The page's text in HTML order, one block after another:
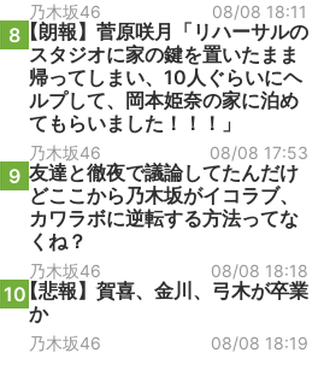
乃木坂46 08/08 18:11
8【朗報】菅原咲月「リハーサルの
スタジオに家の鍵を置いたまま
帰ってしまい、10人ぐらいにヘ
ルプして、岡本姫奈の家に泊め
てもらいました！！！」
乃木坂46 08/08 17:53
9 友達と徹夜で議論してたんだけ
どここから乃木坂がイコラブ、
カワラボに逆転する方法ってな
くね？
乃木坂46 08/08 18:18
10【悲報】賀喜、金川、弓木が卒業
か
乃木坂46 08/08 18:19